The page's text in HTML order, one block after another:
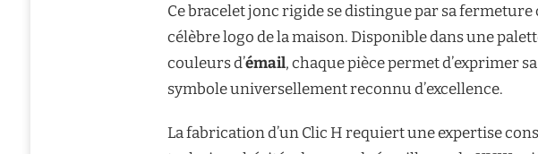
Ce bracelet jonc rigide se distingue par sa
célèbre logo de la maison. Disponible dans une
couleurs d’émail, chaque pièce permet d’exprimer
symbole universellement reconnu d’excellence.
La fabrication d’un Clic H requiert une expertise